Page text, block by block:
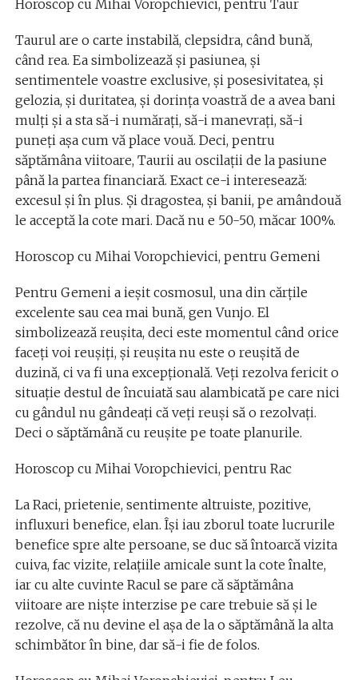
Horoscop cu Mihai Voropchievici, pentru Taur
Taurul are o carte instabilă, clepsidra, când bună,
când rea. Ea simbolizează și pasiunea, și
sentimentele voastre exclusive, și posesivitatea, și
gelozia, și duritatea, și dorința voastră de a avea bani
mulți şi a sta să-i numărați, să-i manevrați, să-i
puneți așa cum vă place vouă. Deci, pentru
săptămâna viitoare, Taurii au oscilații de la pasiune
până la partea financiară. Exact ce-i interesează:
excesul şi în plus. Şi dragostea, și banii, pe amândouă
le acceptă la cote mari. Dacă nu e 50-50, măcar 100%.
Horoscop cu Mihai Voropchievici, pentru Gemeni
Pentru Gemeni a ieşit cosmosul, una din cărţile
excelente sau cea mai bună, gen Vunjo. El
simbolizează reușita, deci este momentul când orice
faceți voi reușiți, și reușita nu este o reușită de
duzină, ci va fi una excepțională. Veți rezolva fericit o
situație destul de încuiată sau alambicată pe care nici
cu gândul nu gândeaţi că veți reuși să o rezolvați.
Deci o săptămână cu reușite pe toate planurile.
Horoscop cu Mihai Voropchievici, pentru Rac
La Raci, prietenie, sentimente altruiste, pozitive,
influxuri benefice, elan. Își iau zborul toate lucrurile
benefice spre alte persoane, se duc să întoarcă vizita
cuiva, fac vizite, relațiile amicale sunt la cote înalte,
iar cu alte cuvinte Racul se pare că săptămâna
viitoare are niște interzise pe care trebuie să și le
rezolve, că nu devine el așa de la o săptămână la alta
schimbător în bine, dar să-i fie de folos.